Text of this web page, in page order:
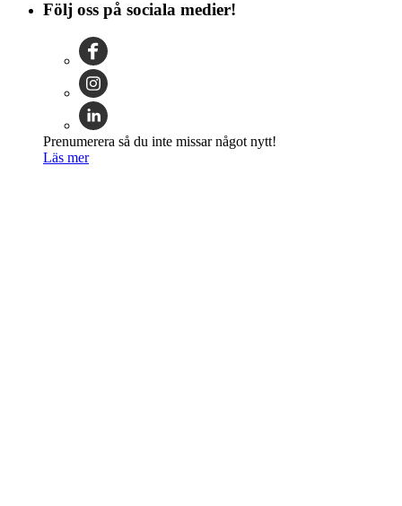
Följ oss på sociala medier!
Prenumerera så du inte missar något nytt!
Läs mer